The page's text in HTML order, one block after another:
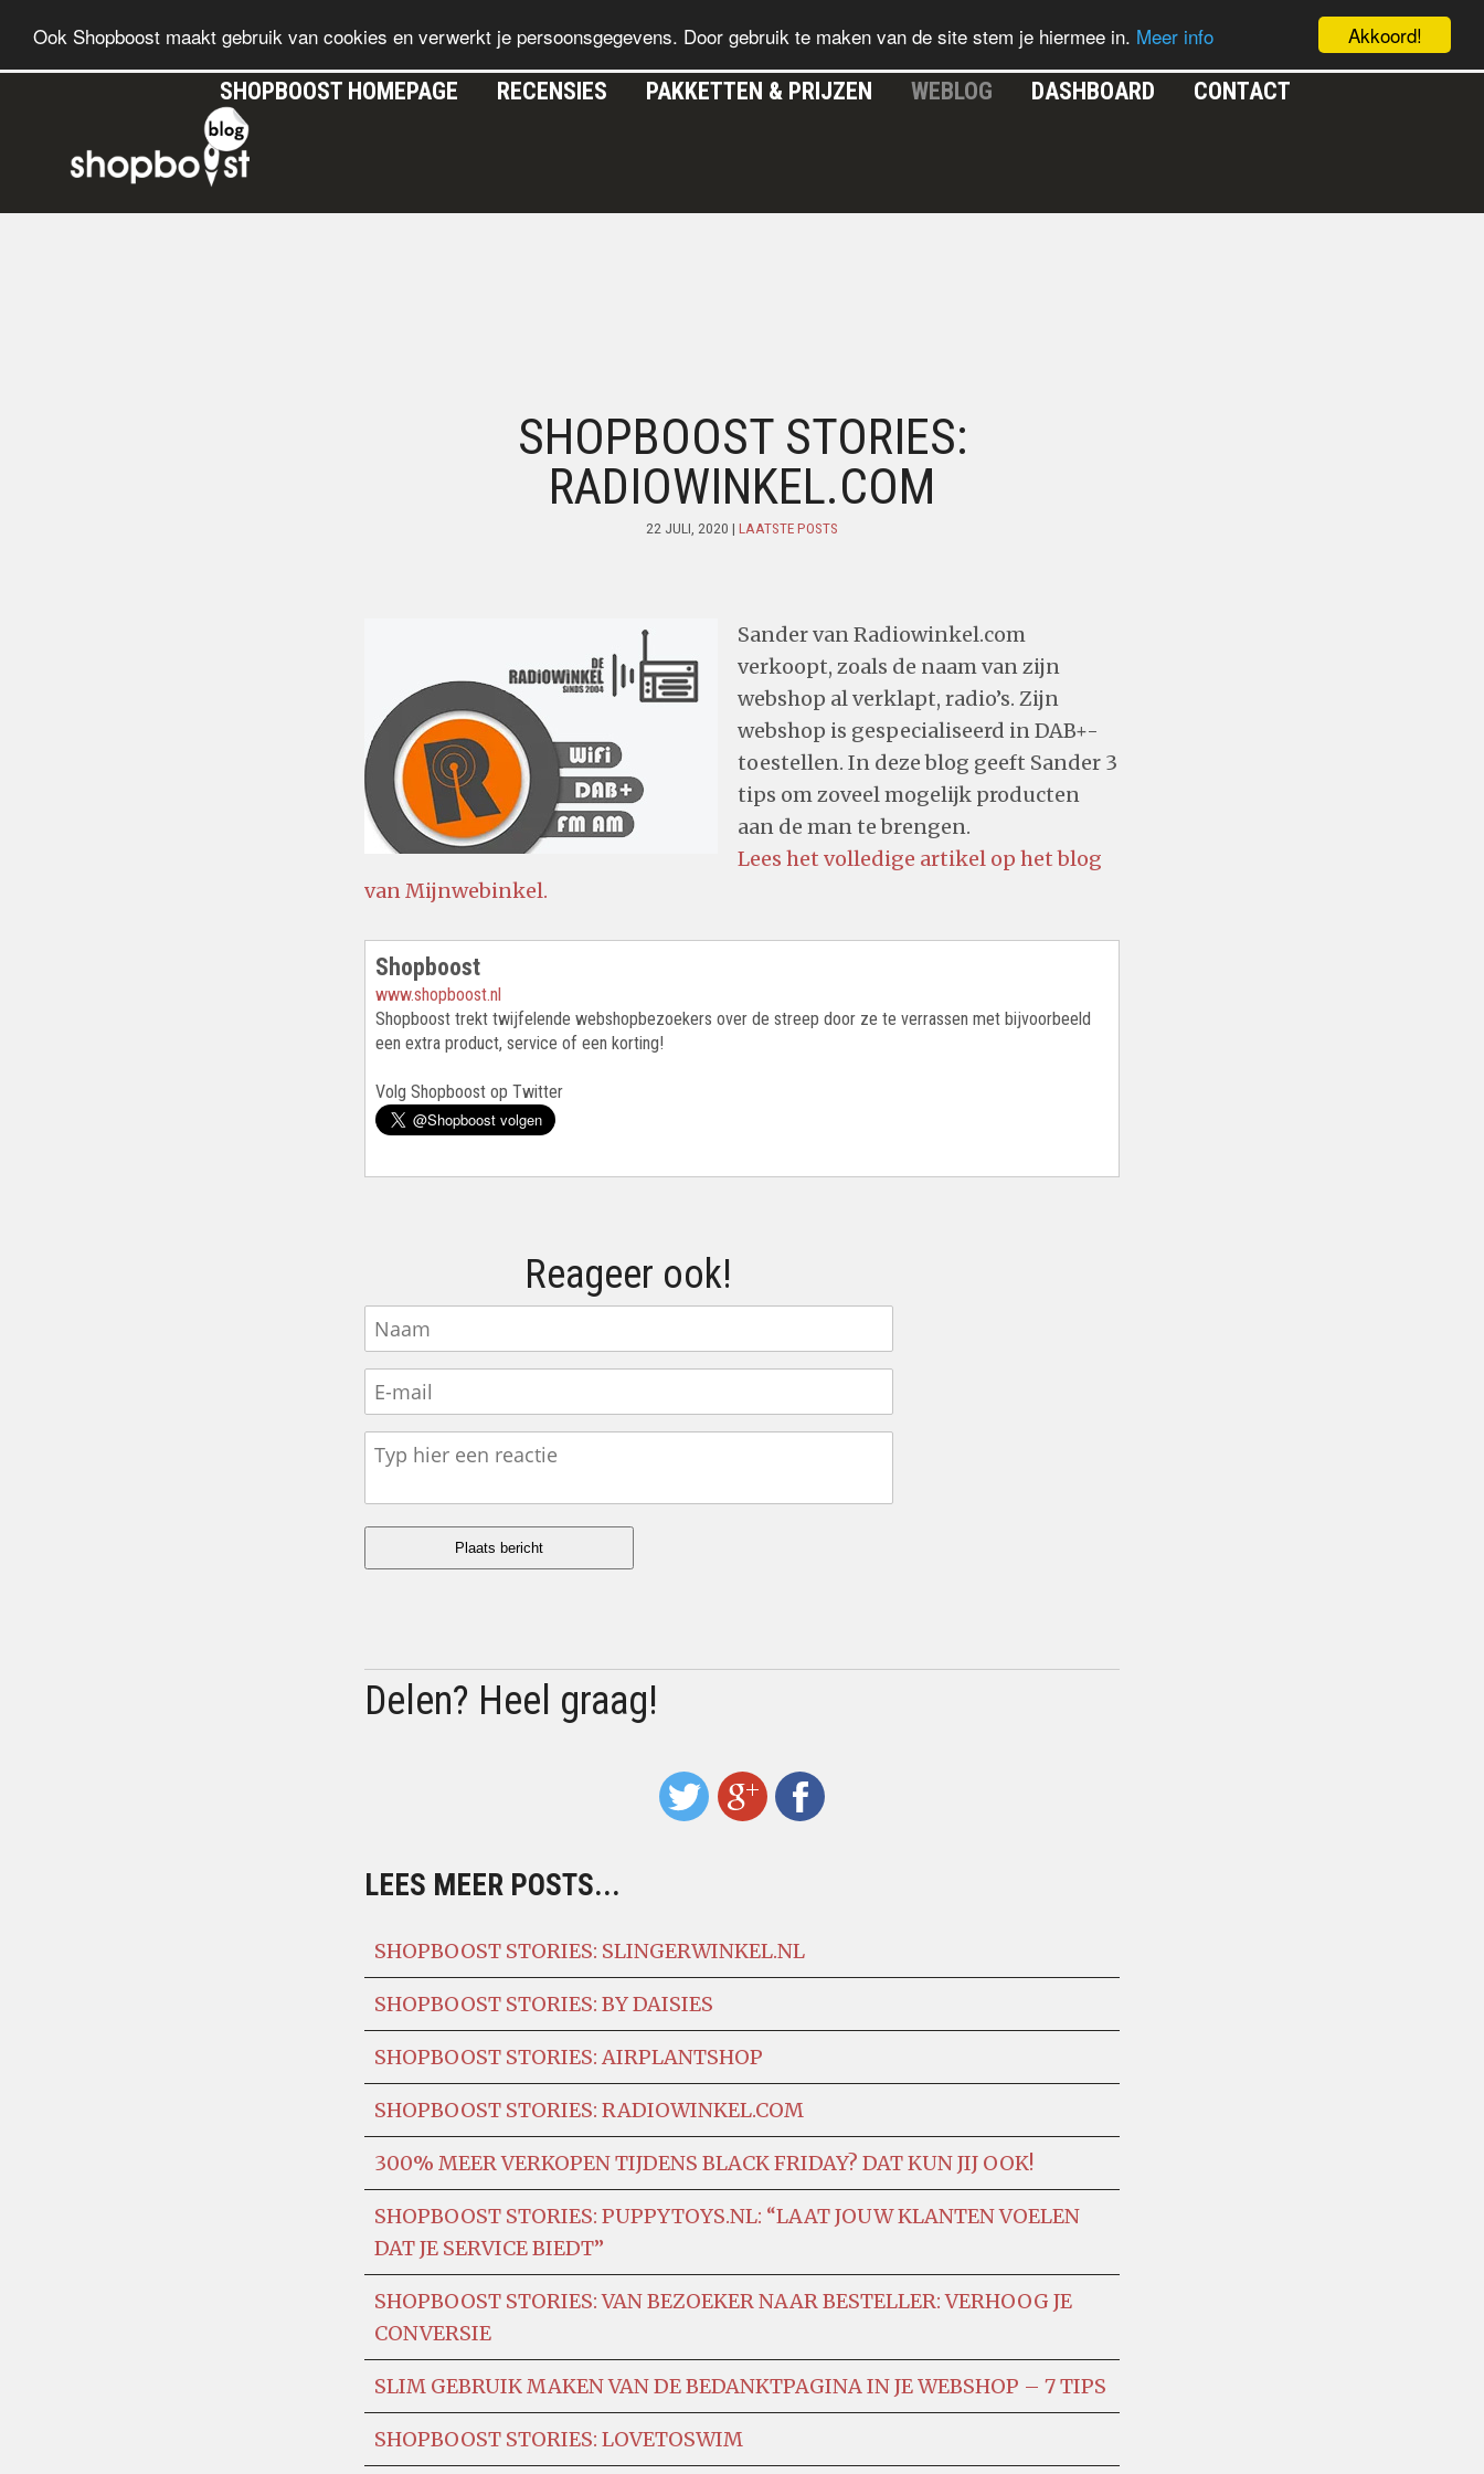
Akkoord!
Ook Shopboost maakt gebruik van cookies en verwerkt je persoonsgegevens. Door gebruik te maken van de site stem je hiermee in. Meer info
SHOPBOOST HOMEPAGE RECENSIES PAKKETTEN & PRIJZEN WEBLOG DASHBOARD CONTACT
SHOPBOOST STORIES:
RADIOWINKEL.COM
22 JULI, 2020 | LAATSTE POSTS
Sander van Radiowinkel.com
verkoopt, zoals de naam van zijn
webshop al verklapt, radio’s. Zijn
webshop is gespecialiseerd in DAB+-
toestellen. In deze blog geeft Sander 3
tips om zoveel mogelijk producten
aan de man te brengen.
Lees het volledige artikel op het blog
van Mijnwebinkel.
Shopboost
www.shopboost.nl
Shopboost trekt twijfelende webshopbezoekers over de streep door ze te verrassen met bijvoorbeeld
een extra product, service of een korting!
Volg Shopboost op Twitter
Reageer ook!
Delen? Heel graag!
LEES MEER POSTS...
SHOPBOOST STORIES: SLINGERWINKEL.NL
SHOPBOOST STORIES: BY DAISIES
SHOPBOOST STORIES: AIRPLANTSHOP
SHOPBOOST STORIES: RADIOWINKEL.COM
300% MEER VERKOPEN TIJDENS BLACK FRIDAY? DAT KUN JIJ OOK!
SHOPBOOST STORIES: PUPPYTOYS.NL: “LAAT JOUW KLANTEN VOELEN
DAT JE SERVICE BIEDT”
SHOPBOOST STORIES: VAN BEZOEKER NAAR BESTELLER: VERHOOG JE
CONVERSIE
SLIM GEBRUIK MAKEN VAN DE BEDANKTPAGINA IN JE WEBSHOP – 7 TIPS
SHOPBOOST STORIES: LOVETOSWIM